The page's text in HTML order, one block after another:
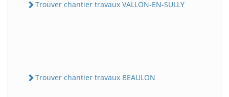
Trouver chantier travaux VALLON-EN-SULLY
Trouver chantier travaux BEAULON